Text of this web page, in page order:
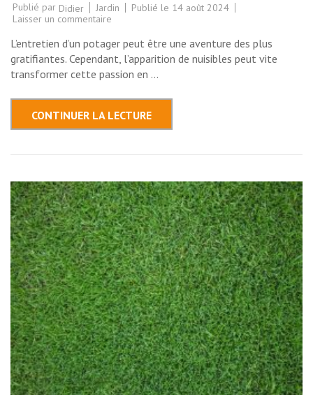
Publié par Didier Jardin Publié le 14 août 2024
Laisser un commentaire
protéger
son
potager
des
nuisibles
L’entretien d’un potager peut être une aventure des plus
gratifiantes. Cependant, l’apparition de nuisibles peut vite
transformer cette passion en …
CONTINUER LA LECTURE